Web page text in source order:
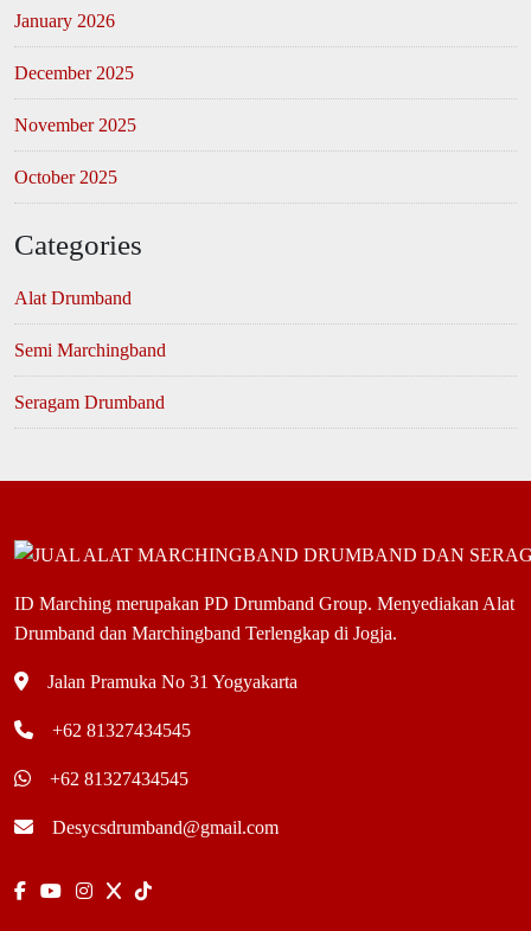
January 2026
December 2025
November 2025
October 2025
Categories
Alat Drumband
Semi Marchingband
Seragam Drumband
ID Marching merupakan PD Drumband Group. Menyediakan Alat
Drumband dan Marchingband Terlengkap di Jogja.
Jalan Pramuka No 31 Yogyakarta
+62 81327434545
+62 81327434545
Desycsdrumband@gmail.com